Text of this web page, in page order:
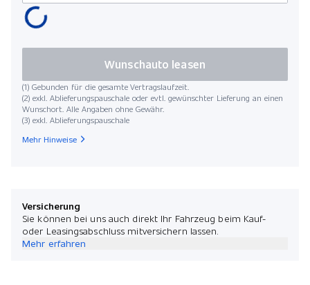
(1) Gebunden für die gesamte Vertragslaufzeit.
(2) exkl. Ablieferungspauschale oder evtl. gewünschter Lieferung an einen
Wunschort. Alle Angaben ohne Gewähr.
(3) exkl. Ablieferungspauschale
Wunschauto leasen
Mehr Hinweise
Versicherung
Sie können bei uns auch direkt Ihr Fahrzeug beim Kauf-
oder Leasingsabschluss mitversichern lassen.
Mehr erfahren